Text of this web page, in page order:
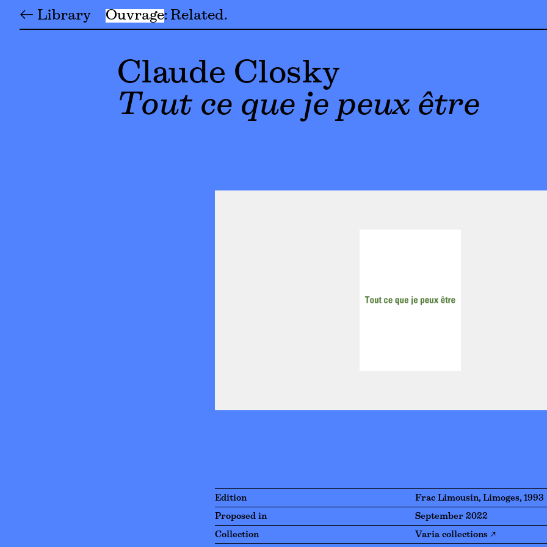
← Library Ouvrage Related
Claude Closky
Tout ce que je peux être
Edition Frac Limousin, Limoges, 1993
Proposed in September 2022
Collection Varia collections ↗